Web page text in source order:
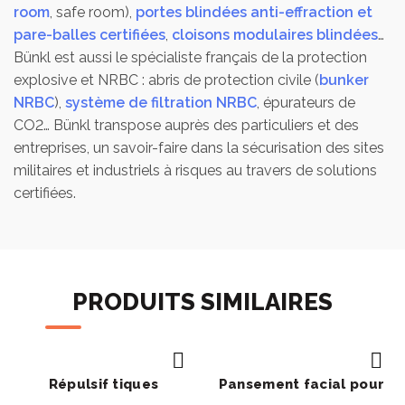
room, safe room), portes blindées anti-effraction et
pare-balles certifiées, cloisons modulaires blindées…
Bünkl est aussi le spécialiste français de la protection
explosive et NRBC : abris de protection civile (bunker
NRBC), système de filtration NRBC, épurateurs de
CO2… Bünkl transpose auprès des particuliers et des
entreprises, un savoir-faire dans la sécurisation des sites
militaires et industriels à risques au travers de solutions
certifiées.
PRODUITS SIMILAIRES
ACHETER
Répulsif tiques
ACHETER
Pansement facial pour